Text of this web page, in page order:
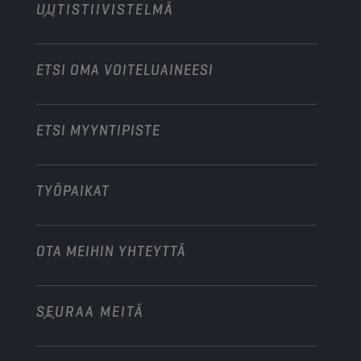
Moottoripyörät ja mönkijät
Teollisuuskoneet
Veneet
Moottoriurheilualan yhteistyökumppanit
Henkilöautot
Moottoripyörät
Raskas kalusto
UUTISTIIVISTELMÄ
ETSI OMA VOITELUAINEESI
ETSI MYYNTIPISTE
TYÖPAIKAT
OTA MEIHIN YHTEYTTÄ
info@championlubes.com
+32 3 870 00 20
SEURAA MEITÄ